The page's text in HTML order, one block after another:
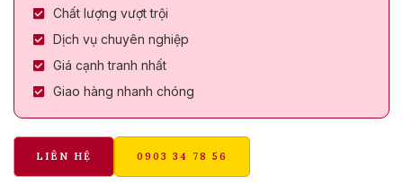
Chất lượng vượt trội
Dịch vụ chuyên nghiệp
Giá cạnh tranh nhất
Giao hàng nhanh chóng
LIÊN HỆ 0903 34 78 56